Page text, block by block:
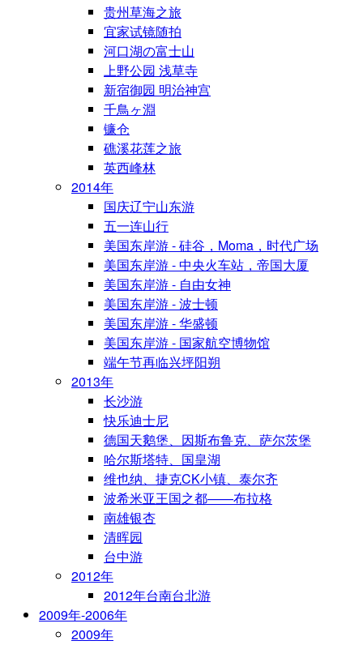
贵州草海之旅
宜家试镜随拍
河口湖の富士山
上野公园 浅草寺
新宿御园 明治神宫
千鳥ヶ淵
镰仓
礁溪花莲之旅
英西峰林
2014年
国庆辽宁山东游
五一连山行
美国东岸游 - 硅谷，Moma，时代广场
美国东岸游 - 中央火车站，帝国大厦
美国东岸游 - 自由女神
美国东岸游 - 波士顿
美国东岸游 - 华盛顿
美国东岸游 - 国家航空博物馆
端午节再临兴坪阳朔
2013年
长沙游
快乐迪士尼
德国天鹅堡、因斯布鲁克、萨尔茨堡
哈尔斯塔特、国皇湖
维也纳、捷克CK小镇、泰尔齐
波希米亚王国之都——布拉格
南雄银杏
清晖园
台中游
2012年
2012年台南台北游
2009年-2006年
2009年